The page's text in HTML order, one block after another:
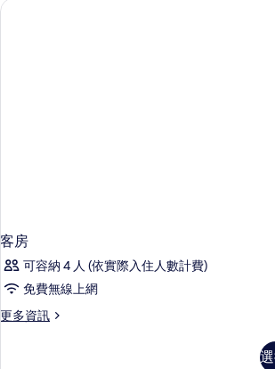
情
客房
可容納 4 人 (依實際入住人數計費)
免費無線上網
更多資訊
更